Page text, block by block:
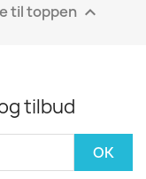
til toppen 
tilbud